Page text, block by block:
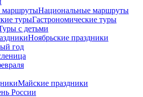
Национальные маршруты
Гастрономические туры
с детьми
Ноябрьские праздники
год
Майские праздники
России